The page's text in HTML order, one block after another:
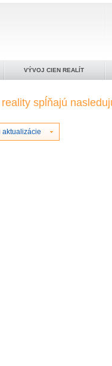
VÝVOJ CIEN REALÍT
spĺňajú
aktualizácie